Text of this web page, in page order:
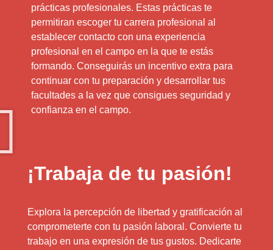
prácticas profesionales. Estas prácticas te
permitiran escoger tu carrera profesional al
establecer contacto con una experiencia
profesional en el campo en la que te estás
formando. Conseguirás un incentivo extra para
continuar con tu preparación y desarrollar tus
facultades a la vez que consigues seguridad y
confianza en el campo.
¡Trabaja de tu pasión!
Explora la percepción de libertad y gratificación al
comprometerte con tu pasión laboral. Convierte tu
trabajo en una expresión de tus gustos. Dedicarte